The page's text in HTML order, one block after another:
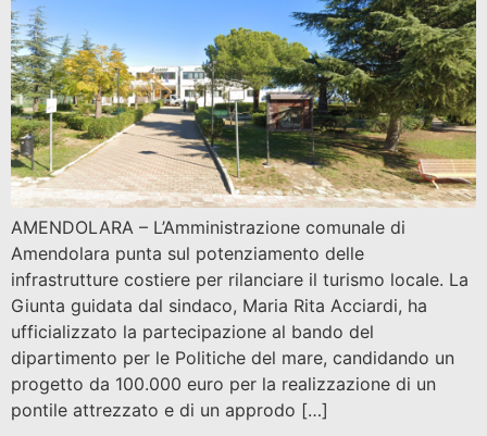
AMENDOLARA – L’Amministrazione comunale di
Amendolara punta sul potenziamento delle
infrastrutture costiere per rilanciare il turismo locale. La
Giunta guidata dal sindaco, Maria Rita Acciardi, ha
ufficializzato la partecipazione al bando del
dipartimento per le Politiche del mare, candidando un
progetto da 100.000 euro per la realizzazione di un
pontile attrezzato e di un approdo […]